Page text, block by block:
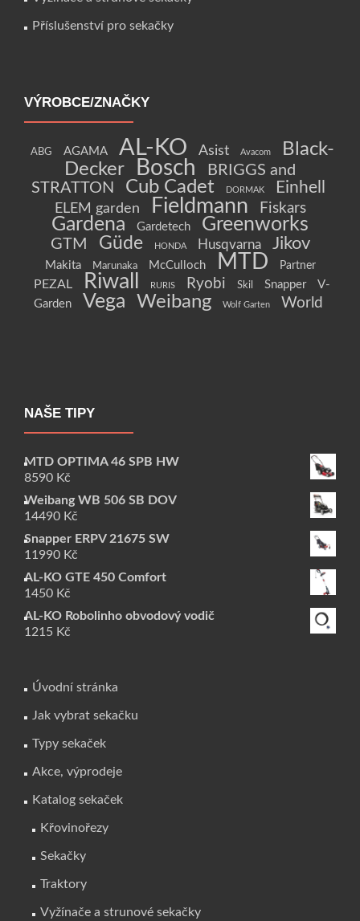
Příslušenství pro sekačky
VÝROBCE/ZNAČKY
ABG AGAMA AL-KO Asist Avacom
Black-
Decker
Bosch
BRIGGS and
STRATTON
Cub Cadet DORMAK Einhell
ELEM garden Fieldmann Fiskars
Gardena Gardetech Greenworks
GTM Güde HONDA Husqvarna Jikov
Makita Marunaka McCulloch MTD Partner
PEZAL Riwall RURIS Ryobi Skil Snapper
V-
Garden
Vega Weibang Wolf Garten World
NAŠE TIPY
MTD OPTIMA 46 SPB HW
8590 Kč
Weibang WB 506 SB DOV
14490 Kč
Snapper ERPV 21675 SW
11990 Kč
AL-KO GTE 450 Comfort
1450 Kč
AL-KO Robolinho obvodový vodič
1215 Kč
Úvodní stránka
Jak vybrat sekačku
Typy sekaček
Akce, výprodeje
Katalog sekaček
Křovinořezy
Sekačky
Traktory
Vyžínače a strunové sekačky